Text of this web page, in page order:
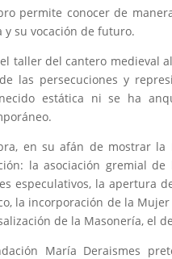
permite conocer de
y su vocación de futuro.
taller del cantero medieval
las persecuciones y
estática ni se ha
en su afán de mostrar
la asociación gremial
especulativos, la apertura
la incorporación de la
de la Masonería, el
María Deraismes